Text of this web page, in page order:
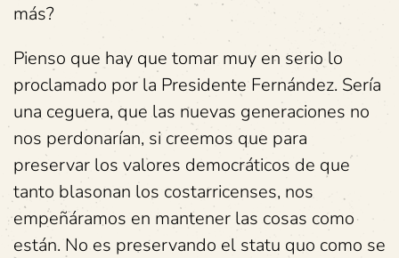
más?
Pienso que hay que tomar muy en serio lo
proclamado por la Presidente Fernández. Sería
una ceguera, que las nuevas generaciones no
nos perdonarían, si creemos que para
preservar los valores democráticos de que
tanto blasonan los costarricenses, nos
empeñáramos en mantener las cosas como
están. No es preservando el statu quo como se